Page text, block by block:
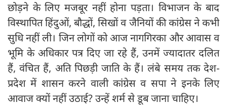
छोड़ने के लिए मजबूर नहीं होना पड़ता। विभाजन के बाद
विस्थापित हिंदुओं, बौद्धों, सिखों व जैनियों की कांग्रेस ने कभी
सुधि नहीं ली। जिन लोगों को आज नागगिरका और आवास व
भूमि के अधिकार पत्र दिए जा रहे हैं, उनमें ज्यादातर दलित
हैं, वंचित हैं, अति पिछड़ी जाति के हैं। लंबे समय तक देश-
प्रदेश में शासन करने वाली कांग्रेस व सपा ने इनके लिए
आवाज क्यों नहीं उठाई? उन्हें शर्म से डूब जाना चाहिए।